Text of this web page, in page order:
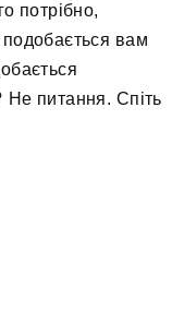
потрібно,
вам
Не питання. Спіть